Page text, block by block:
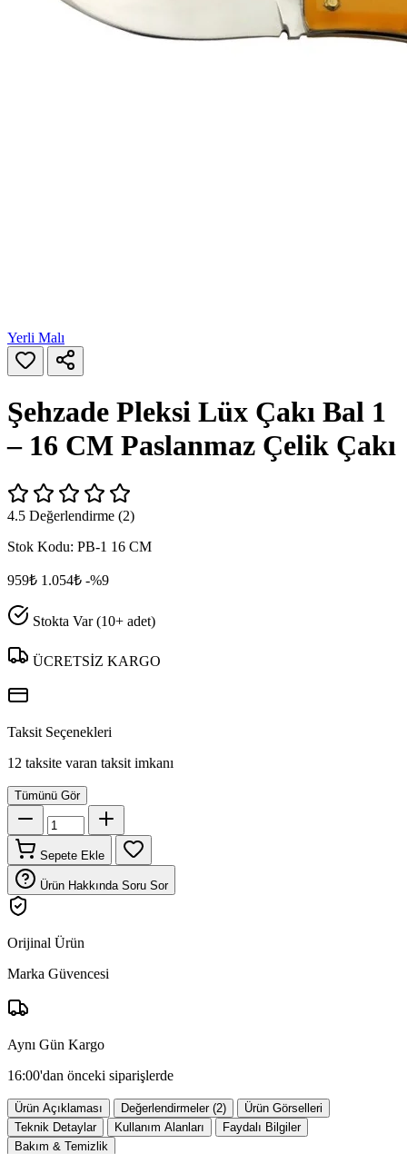
Yerli Malı
Şehzade Pleksi Lüx Çakı Bal 1
– 16 CM Paslanmaz Çelik Çakı
4.5 Değerlendirme (2)
Stok Kodu: PB-1 16 CM
959₺ 1.054₺ -%9
Stokta Var (10+ adet)
ÜCRETSİZ KARGO
Taksit Seçenekleri
12 taksite varan taksit imkanı
Tümünü Gör
Sepete Ekle
Ürün Hakkında Soru Sor
Orijinal Ürün
Marka Güvencesi
Aynı Gün Kargo
16:00'dan önceki siparişlerde
Ürün Açıklaması Değerlendirmeler (2)
Ürün Görselleri
Teknik Detaylar
Kullanım Alanları
Faydalı Bilgiler
Bakım & Temizlik